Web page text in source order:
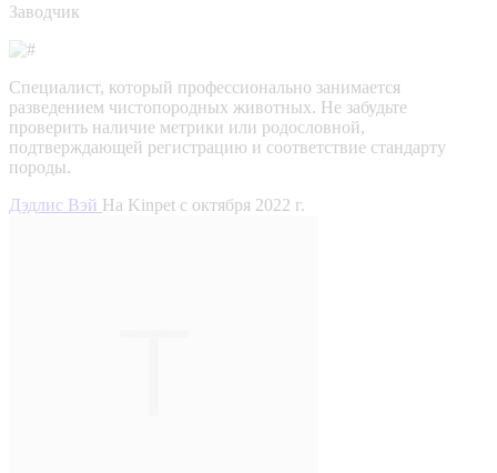
Заводчик
Специалист, который профессионально занимается
разведением чистопородных животных. Не забудьте
проверить наличие метрики или родословной,
подтверждающей регистрацию и соответствие стандарту
породы.
Дэдлис Вэй На Kinpet c октября 2022 г.